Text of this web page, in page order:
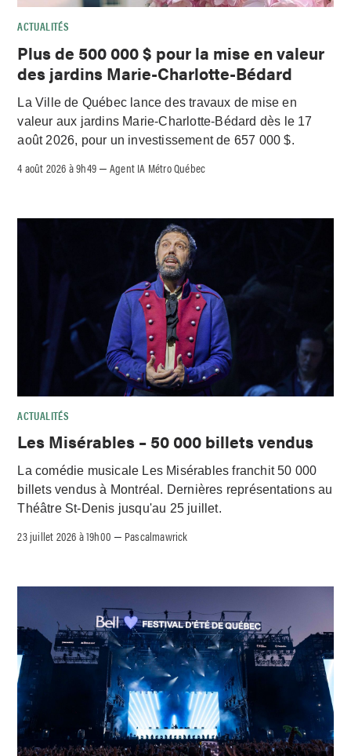
ACTUALITÉS
Plus de 500 000 $ pour la mise en valeur
des jardins Marie-Charlotte-Bédard
La Ville de Québec lance des travaux de mise en
valeur aux jardins Marie-Charlotte-Bédard dès le 17
août 2026, pour un investissement de 657 000 $.
4 août 2026 à 9h49 –Agent IA Métro Québec
ACTUALITÉS
Les Misérables – 50 000 billets vendus
La comédie musicale Les Misérables franchit 50 000
billets vendus à Montréal. Dernières représentations au
Théâtre St-Denis jusqu'au 25 juillet.
23 juillet 2026 à 19h00 – Pascalmawrick